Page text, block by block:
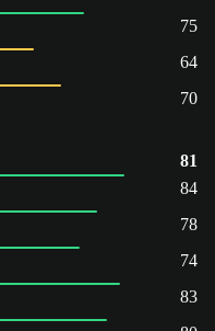
75
64
70
81
84
78
74
83